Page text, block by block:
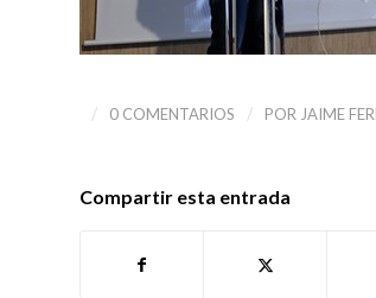
/ 0 COMENTARIOS / POR JAIME
Compartir esta entrada